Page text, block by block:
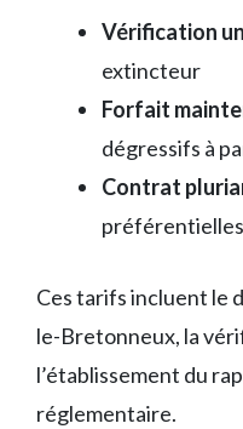
Vérification
extincteur
Forfait
dégressifs à
Contrat
préférentielles
Ces tarifs incluent le
le-Bretonneux, la
l’établissement du
réglementaire.